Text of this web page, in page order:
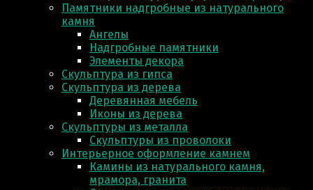
Памятники надгробные из натурального
камня
Ангелы
Надгробные памятники
Элементы декора
Скульптура из гипса
Скульптура из деревa
Деревянная мебель
Иконы из дерева
Скульптуры из металла
Скульптуры из проволоки
Интерьерное оформление камнем
Камины из натурального камня,
мрамора, гранита